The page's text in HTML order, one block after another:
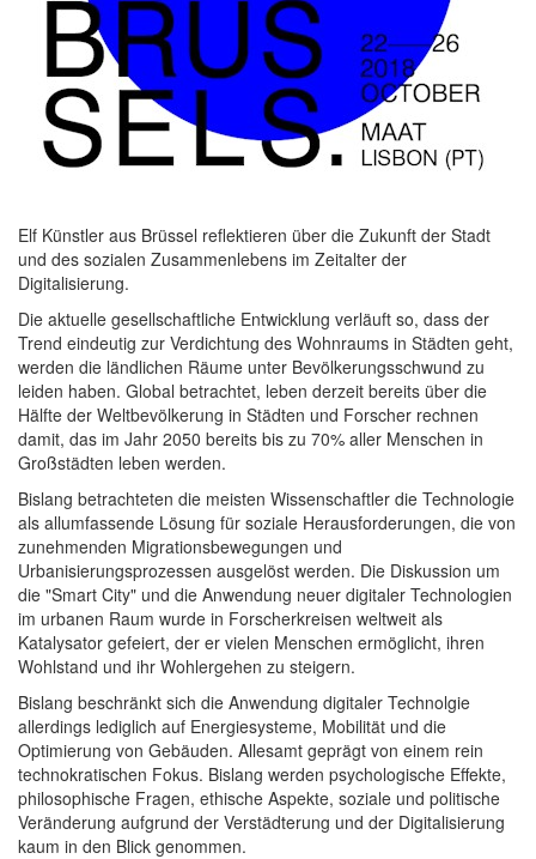
Elf Künstler aus Brüssel reflektieren über die Zukunft der Stadt
und des sozialen Zusammenlebens im Zeitalter der
Digitalisierung.
Die aktuelle gesellschaftliche Entwicklung verläuft so, dass der
Trend eindeutig zur Verdichtung des Wohnraums in Städten geht,
werden die ländlichen Räume unter Bevölkerungsschwund zu
leiden haben. Global betrachtet, leben derzeit bereits über die
Hälfte der Weltbevölkerung in Städten und Forscher rechnen
damit, das im Jahr 2050 bereits bis zu 70% aller Menschen in
Großstädten leben werden.
Bislang betrachteten die meisten Wissenschaftler die Technologie
als allumfassende Lösung für soziale Herausforderungen, die von
zunehmenden Migrationsbewegungen und
Urbanisierungsprozessen ausgelöst werden. Die Diskussion um
die "Smart City" und die Anwendung neuer digitaler Technologien
im urbanen Raum wurde in Forscherkreisen weltweit als
Katalysator gefeiert, der er vielen Menschen ermöglicht, ihren
Wohlstand und ihr Wohlergehen zu steigern.
Bislang beschränkt sich die Anwendung digitaler Technolgie
allerdings lediglich auf Energiesysteme, Mobilität und die
Optimierung von Gebäuden. Allesamt geprägt von einem rein
technokratischen Fokus. Bislang werden psychologische Effekte,
philosophische Fragen, ethische Aspekte, soziale und politische
Veränderung aufgrund der Verstädterung und der Digitalisierung
kaum in den Blick genommen.